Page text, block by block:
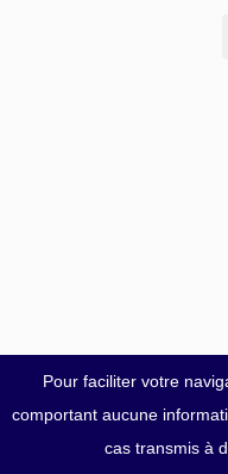
Pour faciliter votre
comportant aucune
cas transmis à